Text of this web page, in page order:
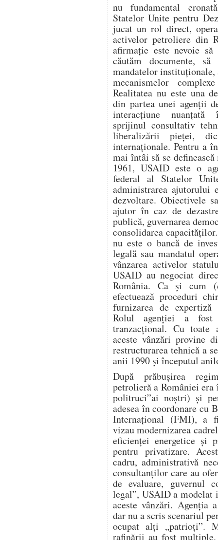
nu fundamental
Statelor Unite pentru
jucat un rol direct,
activelor petroliere din
afirmație este nevoie
căutăm documente,
mandatelor instituționale,
mecanismelor
Realitatea nu este una
din partea unei agenții
interacțiune
sprijinul consultativ
liberalizării pieței,
internaționale. Pentru a
mai întâi să se
1961, USAID este o
federal al Statelor
administrarea ajutorului
dezvoltare. Obiectivele
ajutor în caz de
publică, guvernarea
consolidarea
nu este o bancă de
legală sau mandatul
vânzarea activelor
USAID au negociat
România. Ca și cum
efectuează proceduri
furnizarea de expertiză
Rolul agenției a fost
tranzacțional. Cu toate
aceste vânzări provine
restructurarea tehnică a
anii 1990 și începutul
După prăbușirea
petrolieră a României era
politruci”ai noștri) și
adesea în coordonare cu
Internațional (FMI), a
vizau modernizarea
eficienței energetice și
pentru privatizare.
cadru, administrativă
consultanților care au
de evaluare, guvernul
legal”, USAID a
aceste vânzări. Agenția
dar nu a scris scenariul
ocupat alți „patrioți”.
rafinării au fost